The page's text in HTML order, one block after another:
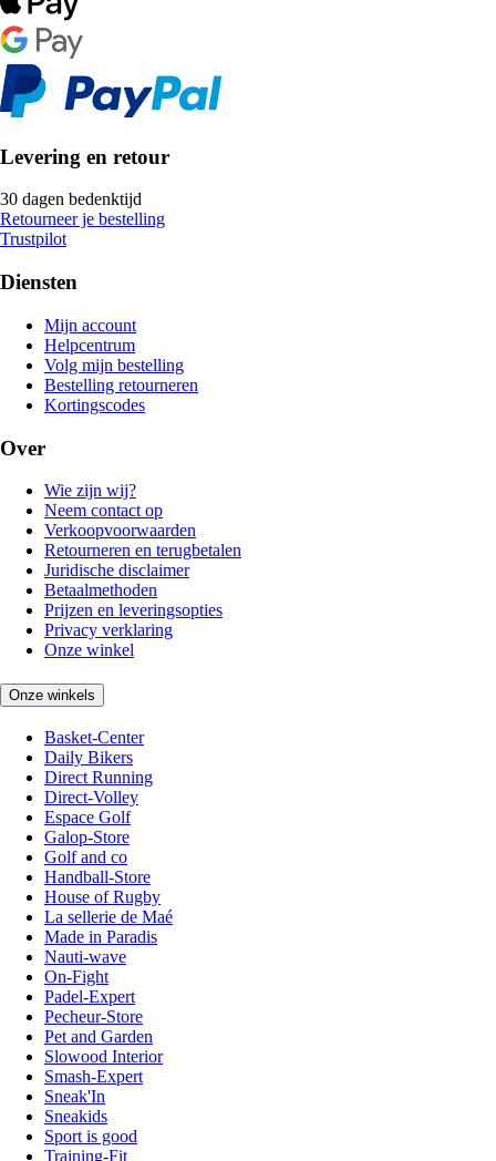
Levering en retour
30 dagen bedenktijd
Retourneer je bestelling
Trustpilot
Diensten
Mijn account
Helpcentrum
Volg mijn bestelling
Bestelling retourneren
Kortingscodes
Over
Wie zijn wij?
Neem contact op
Verkoopvoorwaarden
Retourneren en terugbetalen
Juridische disclaimer
Betaalmethoden
Prijzen en leveringsopties
Privacy verklaring
Onze winkel
Onze winkels
Basket-Center
Daily Bikers
Direct Running
Direct-Volley
Espace Golf
Galop-Store
Golf and co
Handball-Store
House of Rugby
La sellerie de Maé
Made in Paradis
Nauti-wave
On-Fight
Padel-Expert
Pecheur-Store
Pet and Garden
Slowood Interior
Smash-Expert
Sneak'In
Sneakids
Sport is good
Training-Fit